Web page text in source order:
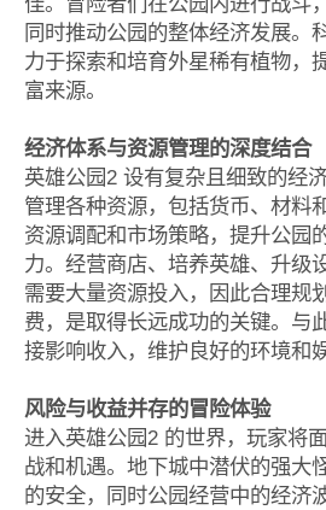
同时推动公园的整体经济发展。
力于探索和培育外星稀有植物，
富来源。
经济体系与资源管理的深度结合
英雄公园2 设有复杂且细致的经
管理各种资源，包括货币、材料
资源调配和市场策略，提升公园
力。经营商店、培养英雄、升级
需要大量资源投入，因此合理规
费，是取得长远成功的关键。与
接影响收入，维护良好的环境和
风险与收益并存的冒险体验
进入英雄公园2 的世界，玩家将
战和机遇。地下城中潜伏的强大
的安全，同时公园经营中的经济